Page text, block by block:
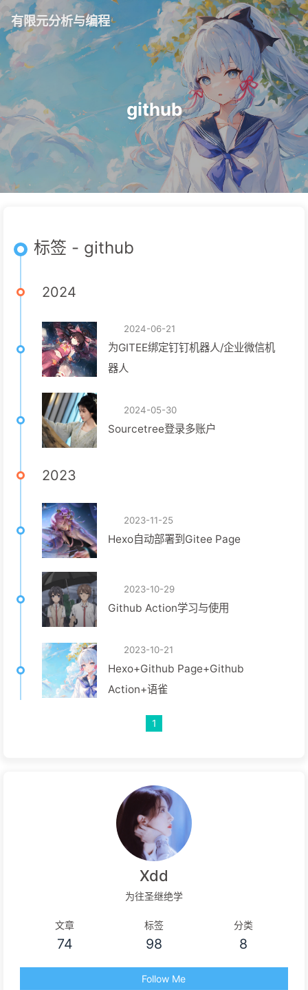
有限元分析与编程
github
标签 - github
2024
2024-06-21
为GITEE绑定钉钉机器人/企业微信机
器人
2024-05-30
Sourcetree登录多账户
2023
2023-11-25
Hexo自动部署到Gitee Page
2023-10-29
Github Action学习与使用
2023-10-21
Hexo+Github Page+Github
Action+语雀
1
Xdd
为往圣继绝学
文章
74
标签
98
分类
8
Follow Me